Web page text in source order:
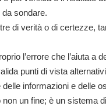
sondare.
di verità o di certezze,
l’errore che l’aiuta a
punti di vista
informazioni e delle
un fine; è un sistema